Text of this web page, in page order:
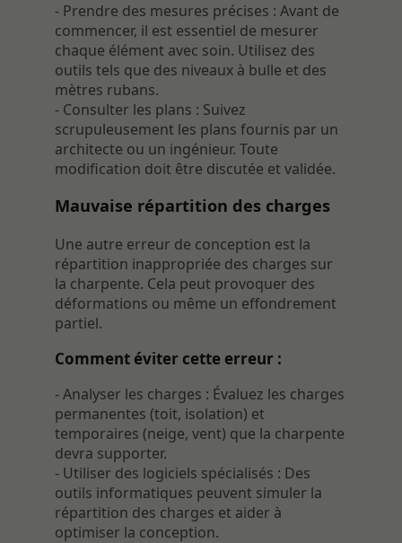
- Prendre des mesures précises : Avant de
commencer, il est essentiel de mesurer
chaque élément avec soin. Utilisez des
outils tels que des niveaux à bulle et des
mètres rubans.
- Consulter les plans : Suivez
scrupuleusement les plans fournis par un
architecte ou un ingénieur. Toute
modification doit être discutée et validée.
Mauvaise répartition des charges
Une autre erreur de conception est la
répartition inappropriée des charges sur
la charpente. Cela peut provoquer des
déformations ou même un effondrement
partiel.
Comment éviter cette erreur :
- Analyser les charges : Évaluez les charges
permanentes (toit, isolation) et
temporaires (neige, vent) que la charpente
devra supporter.
- Utiliser des logiciels spécialisés : Des
outils informatiques peuvent simuler la
répartition des charges et aider à
optimiser la conception.